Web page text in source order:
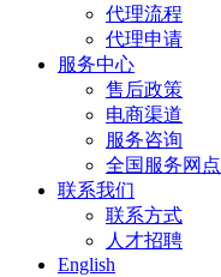
代理流程
代理申请
服务中心
售后政策
电商渠道
服务咨询
全国服务网点
联系我们
联系方式
人才招聘
English